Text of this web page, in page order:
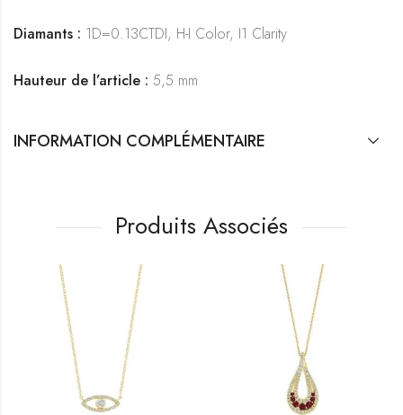
Diamants : 1D=0.13CTDI, H-I Color, I1 Clarity
Hauteur de l’article : 5,5 mm
INFORMATION COMPLÉMENTAIRE
Produits Associés